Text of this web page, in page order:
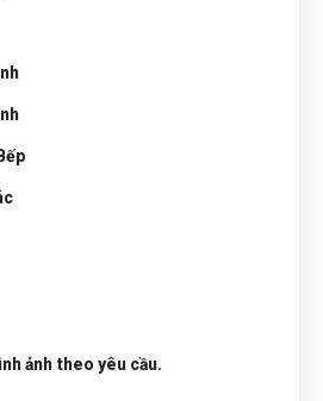
ảnh theo yêu cầu.